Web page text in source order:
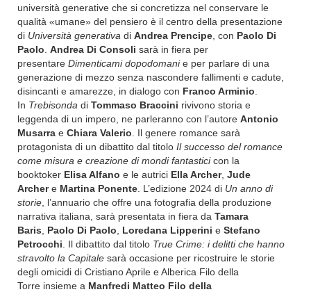
università generative che si concretizza nel conservare le
qualità «umane» del pensiero è il centro della presentazione
di Università generativa di Andrea Prencipe , con Paolo Di
Paolo Andrea Di Consoli sarà in fiera per
presentare Dimenticami dopodomanie per parlare di una
generazione di mezzo senza nascondere fallimenti e cadute,
disincanti e amarezze, in dialogo con Franco Arminio
In Trebisonda di Tommaso Braccini rivivono storia e
leggenda di un impero, ne parleranno con l’autore Antonio
Musarra e Chiara Valerio
Il genere romance sarà
protagonista di un dibattito dal titolo Il successo del romance
come misura e creazione di mondi fantasticicon la
booktoker Elisa Alfano e le autrici Ella Archer, Jude
Archere Martina Ponente . L’edizione 2024 di Un anno di
storie , l’annuario che offre una fotografia della produzione
narrativa italiana, sarà presentata in fiera da Tamara
Baris
Paolo Di Paolo Loredana Lipperini e Stefano
Petrocchi . Il dibattito dal titolo True Crime: i delitti che hanno
stravolto la Capitale sarà occasione per ricostruire le storie
degli omicidi di Cristiano Aprile e Alberica Filo della
Torre insieme a Manfredi Matteo Filo della